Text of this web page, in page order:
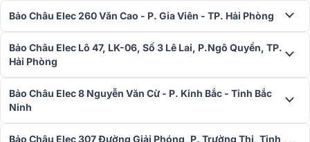
Để trang bịBộ thu kỹ thuật số 4 kênh Shure ULXD4QEcho hệ
thống âm thanh của bạn, ghé đến hệ thống showroom Bảo Châu
Electrên toàn quốc. Hay để nhận thêm thông tin chi tiết, liên hệ
hotline1900 0255!
Bảo Châu Elec 260 Văn Cao - P. Gia Viên - TP. Hải Phòng
Bảo Châu Elec Lô 47, LK-06, Số 3 Lê Lai, P.Ngô Quyền, TP.
Hải Phòng
Bảo Châu Elec 8 Nguyễn Văn Cừ - P. Kinh Bắc - Tỉnh Bắc
Ninh
Bảo Châu Elec 307 Đường Giải Phóng, P. Trường Thi, Tỉnh